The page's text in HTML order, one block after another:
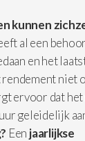
kunnen
al een
en het
niet
ervoor dat
geleidelijk
Een jaarlijkse